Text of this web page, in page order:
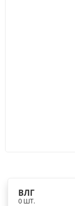
ВЛГ
0 ШТ.